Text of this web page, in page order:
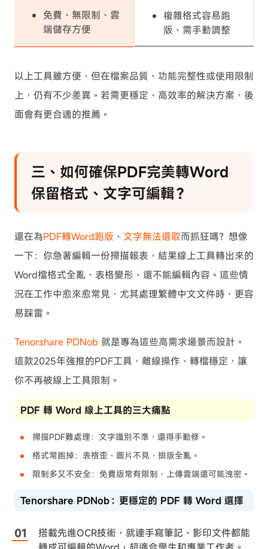
免費、無限制、雲
端儲存方便
複雜格式容易跑
版、需手動調整
以上工具雖方便，但在檔案品質、功能完整性或使用限制
上，仍有不少差異。若需更穩定、高效率的解決方案，後
面會有更合適的推薦。
三、如何確保PDF完美轉Word
保留格式、文字可編輯？
還在為PDF轉Word跑版 、 文字無法選取而抓狂嗎？想像
一下：你急著編輯一份掃描報表，結果線上工具轉出來的
Word檔格式全亂、表格變形、還不能編輯內容。這些情
況在工作中愈來愈常見，尤其處理繁體中文文件時，更容
易踩雷。
Tenorshare PDNob 就是專為這些高需求場景而設計。
這款2025年強推的PDF工具，離線操作、轉檔穩定，讓
你不再被線上工具限制。
PDF 轉 Word 線上工具的三大痛點
掃描PDF難處理：文字識別不準，還得手動修。
格式常跑掉：表格歪、圖片不見，排版全亂。
限制多又不安全：免費版常有限制，上傳雲端還可能洩密。
Tenorshare PDNob：更穩定的 PDF 轉 Word 選擇
搭載先進OCR技術，就連手寫筆記、影印文件都能